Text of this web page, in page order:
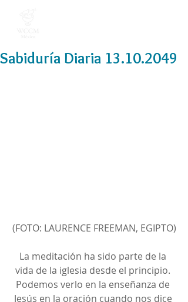
Sabiduría Diaria 13.10.2049
(FOTO: LAURENCE FREEMAN, EGIPTO)
La meditación ha sido parte de la
vida de la iglesia desde el principio.
Podemos verlo en la enseñanza de
Jesús en la oración cuando nos dice